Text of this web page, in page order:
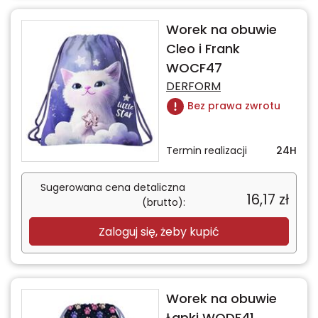
Worek na obuwie
Cleo i Frank
WOCF47
DERFORM
Bez prawa zwrotu
Termin realizacji 24H
Sugerowana cena detaliczna
(brutto):
16,17 zł
Zaloguj się, żeby kupić
Worek na obuwie